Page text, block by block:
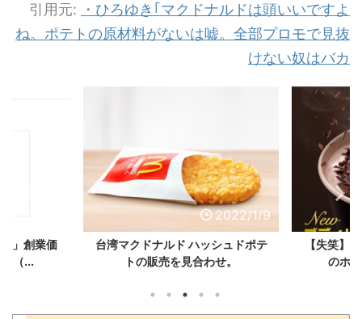
引用元: ・ ひろゆき｢マクドナルドは頭いいですよ
ね。ポテトの原材料がないは嘘。全部プロモで見抜
けない奴はバカ
」創業価
（...
2022/1/9
台湾マクドナルド ハッシュドポテ
トの販売を見合わせ。
【失笑】
のホ